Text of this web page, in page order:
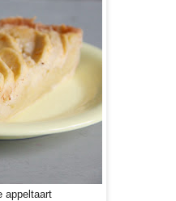
appeltaart